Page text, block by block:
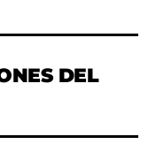
DEL